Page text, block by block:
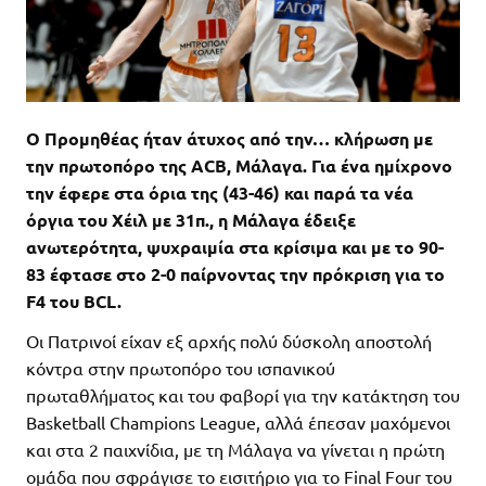
Ο Προμηθέας ήταν άτυχος από την… κλήρωση με
την πρωτοπόρο της ACB, Μάλαγα. Για ένα ημίχρονο
την έφερε στα όρια της (43-46) και παρά τα νέα
όργια του Χέιλ με 31π., η Μάλαγα έδειξε
ανωτερότητα, ψυχραιμία στα κρίσιμα και με το 90-
83 έφτασε στο 2-0 παίρνοντας την πρόκριση για το
F4 του BCL.
Οι Πατρινοί είχαν εξ αρχής πολύ δύσκολη αποστολή
κόντρα στην πρωτοπόρο του ισπανικού
πρωταθλήματος και του φαβορί για την κατάκτηση του
Basketball Champions League, αλλά έπεσαν μαχόμενοι
και στα 2 παιχνίδια, με τη Μάλαγα να γίνεται η πρώτη
ομάδα που σφράγισε το εισιτήριο για το Final Four του